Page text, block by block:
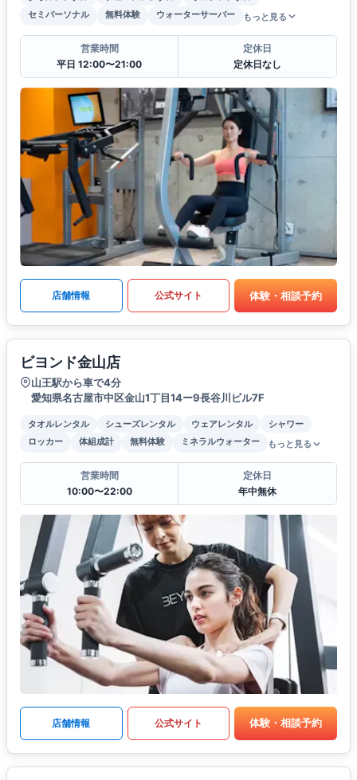
セミパーソナル
無料体験 ウォーターサーバー もっと見る
営業時間
平日 12:00〜21:00
定休日
定休日なし
店舗情報 公式サイト 体験・相談予約
ビヨンド金山店
山王駅から車で4分
愛知県名古屋市中区金山1丁目14ー9長谷川ビル7F
タオルレンタル シューズレンタル ウェアレンタル
シャワー
ロッカー
体組成計 無料体験 ミネラルウォーター もっと見る
営業時間
10:00〜22:00
定休日
年中無休
店舗情報 公式サイト 体験・相談予約